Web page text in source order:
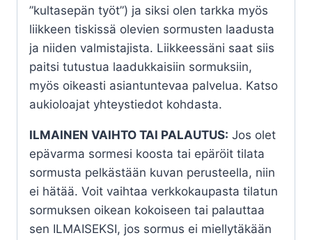
”kultasepän työt”) ja siksi olen tarkka myös
liikkeen tiskissä olevien sormusten laadusta
ja niiden valmistajista. Liikkeessäni saat siis
paitsi tutustua laadukkaisiin sormuksiin,
myös oikeasti asiantuntevaa palvelua. Katso
aukioloajat yhteystiedot kohdasta.
ILMAINEN VAIHTO TAI PALAUTUS: Jos olet
epävarma sormesi koosta tai epäröit tilata
sormusta pelkästään kuvan perusteella, niin
ei hätää. Voit vaihtaa verkkokaupasta tilatun
sormuksen oikean kokoiseen tai palauttaa
sen ILMAISEKSI, jos sormus ei miellytäkään